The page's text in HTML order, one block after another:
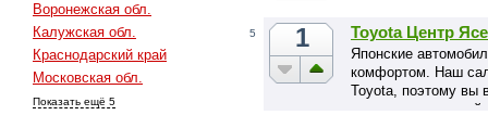
Воронежская обл.
Калужская обл.
Краснодарский край
Московская обл.
Показать ещё 5
5 1 Toyota Центр
Японские
комфортом. Наш
Toyota, поэтому вы
покупке,